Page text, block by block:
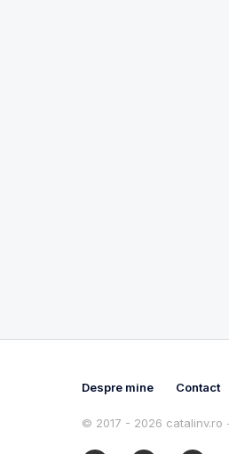
Despre mine Contact
© 2017 - 2026 catalinv.ro